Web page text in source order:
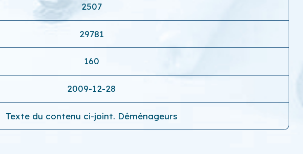
2507
29781
160
2009-12-28
Texte du contenu ci-joint. Déménageurs